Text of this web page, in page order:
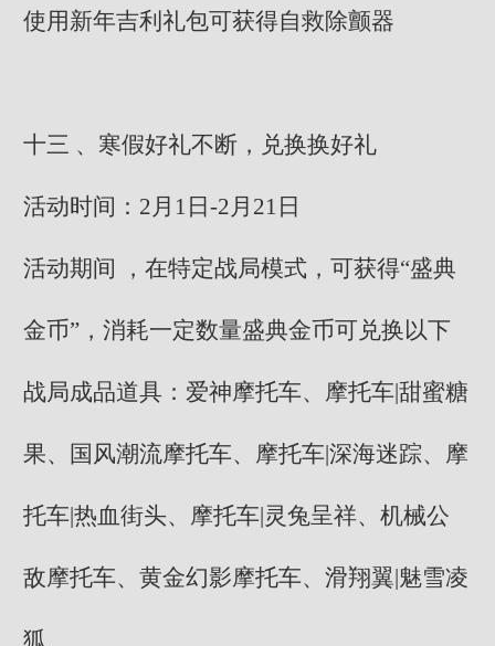
使用新年吉利礼包可获得自救除颤器
十三 、寒假好礼不断，兑换换好礼
活动时间：2月1日-2月21日
活动期间 ，在特定战局模式，可获得“盛典
金币”，消耗一定数量盛典金币可兑换以下
战局成品道具：爱神摩托车、摩托车|甜蜜糖
果、国风潮流摩托车、摩托车|深海迷踪、摩
托车|热血街头、摩托车|灵兔呈祥、机械公
敌摩托车、黄金幻影摩托车、滑翔翼|魅雪凌
狐